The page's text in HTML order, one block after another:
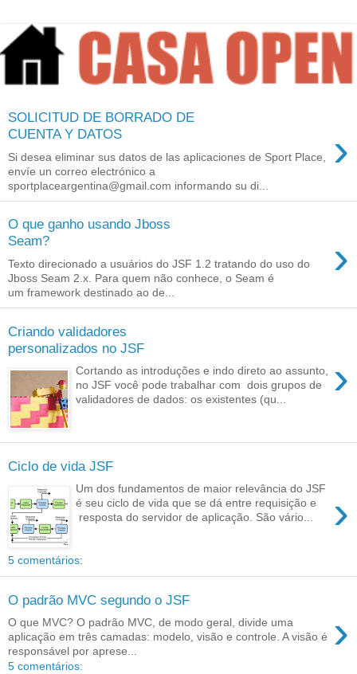
SOLICITUD DE BORRADO DE
CUENTA Y DATOS
›
Si desea eliminar sus datos de las aplicaciones de Sport Place,
envíe un correo electrónico a
sportplaceargentina@gmail.com informando su di...
O que ganho usando Jboss
Seam?
›
Texto direcionado a usuários do JSF 1.2 tratando do uso do
Jboss Seam 2.x. Para quem não conhece, o Seam é
um framework destinado ao de...
Criando validadores
personalizados no JSF
›
Cortando as introduções e indo direto ao assunto,
no JSF você pode trabalhar com dois grupos de
validadores de dados: os existentes (qu...
Ciclo de vida JSF
›
Um dos fundamentos de maior relevância do JSF
é seu ciclo de vida que se dá entre requisição e
resposta do servidor de aplicação. São vário...
5 comentários:
O padrão MVC segundo o JSF
›
O que MVC? O padrão MVC, de modo geral, divide uma
aplicação em três camadas: modelo, visão e controle. A visão é
responsável por aprese...
5 comentários: